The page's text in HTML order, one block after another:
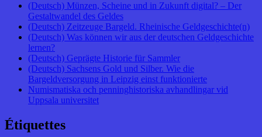
(Deutsch) Münzen, Scheine und in Zukunft digital? – Der
Gestaltwandel des Geldes
(Deutsch) Zeitzeuge Bargeld. Rheinische Geldgeschichte(n)
(Deutsch) Was können wir aus der deutschen Geldgeschichte
lernen?
(Deutsch) Geprägte Historie für Sammler
(Deutsch) Sachsens Gold und Silber. Wie die
Bargeldversorgung in Leipzig einst funktionierte
Numismatiska och penninghistoriska avhandlingar vid
Uppsala universitet
Étiquettes